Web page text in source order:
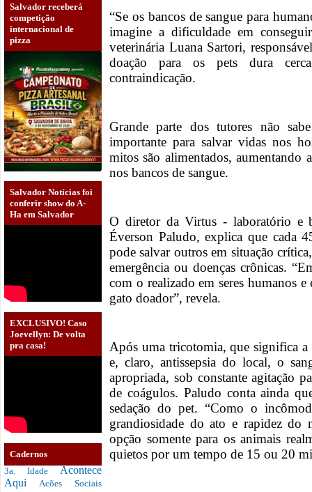
Salvador receberá
competição
internacional de
pizza
Salvador Notícias foi
conferir show do A-
Ha em Salvador
EXCLUSIVO! Caso
Joevellyn: De volta
pra casa!
Cadernos
3a. Idade Acontece
Aqui Acões Sociais
“Se os bancos de sangue para
imagine a dificuldade em
veterinária Luana Sartori,
doação para os pets dura
contraindicação.
Grande parte dos tutores não
importante para salvar vidas nos
mitos são alimentados, aumentando
nos bancos de sangue.
O diretor da Virtus - laboratório e
Éverson Paludo, explica que cada
pode salvar outros em situação
emergência ou doenças crônicas.
com o realizado em seres humanos
gato doador”, revela.
Após uma tricotomia, que significa a
e, claro, antissepsia do local, o
apropriada, sob constante agitação
de coágulos. Paludo conta ainda
sedação do pet. “Como o
grandiosidade do ato e rapidez do
opção somente para os animais
quietos por um tempo de 15 ou 20